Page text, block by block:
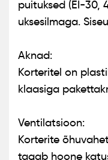
puituksed (EI-30,
uksesilmaga.
Aknad:
Korteritel on
klaasiga
Ventilatsioon:
Korterite
tagab hoone